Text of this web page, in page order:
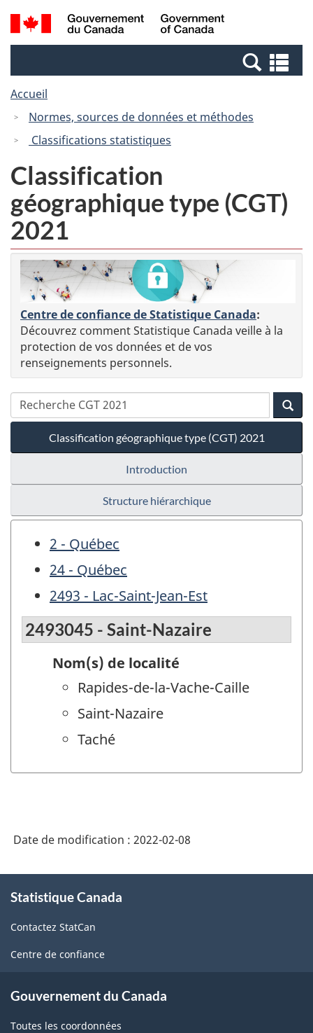
Passer
au
Passer
à
Canada
Recherche
et
et
Accueil
Normes, sources de données et méthodes
Classifications statistiques
Classification
géographique type (CGT)
2021
Centre de confiance de Statistique Canada:
Découvrez comment Statistique Canada veille à la
protection de vos données et de vos
renseignements personnels.
Classification géographique type (CGT) 2021
Introduction
Structure hiérarchique
2 - Québec
24 - Québec
2493 - Lac-Saint-Jean-Est
2493045 - Saint-Nazaire
Nom(s) de localité
Rapides-de-la-Vache-Caille
Saint-Nazaire
Taché
Date de modification : 2022-02-08
propos
ce
site
Statistique Canada
Contactez StatCan
Centre de confiance
Gouvernement du Canada
Toutes les coordonnées